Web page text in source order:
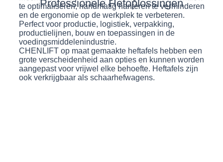
Professionele Hefoplossingen
te optimaliseren, handmatig hanteren te verminderen
en de ergonomie op de werkplek te verbeteren.
Perfect voor productie, logistiek, verpakking,
productielijnen, bouw en toepassingen in de
voedingsmiddelenindustrie.
CHENLIFT op maat gemaakte heftafels hebben een
grote verscheidenheid aan opties en kunnen worden
aangepast voor vrijwel elke behoefte. Heftafels zijn
ook verkrijgbaar als schaarhefwagens.